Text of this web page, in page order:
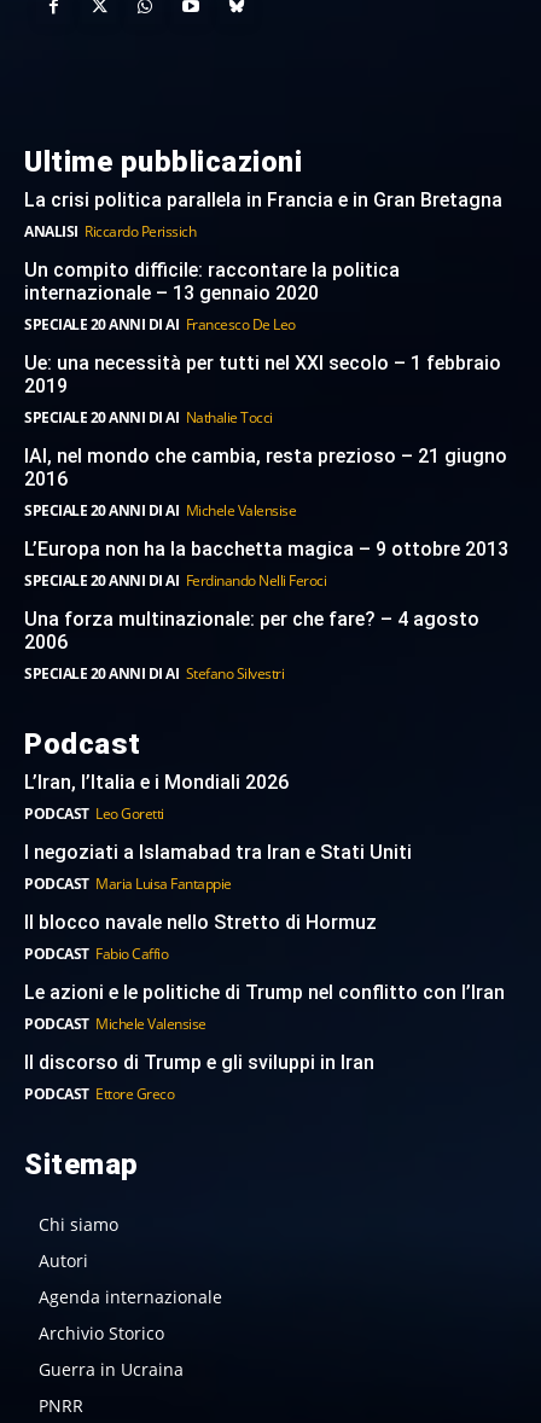
Ultime pubblicazioni
La crisi politica parallela in Francia e in Gran Bretagna
ANALISI Riccardo Perissich
Un compito difficile: raccontare la politica
internazionale – 13 gennaio 2020
SPECIALE 20 ANNI DI AI Francesco De Leo
Ue: una necessità per tutti nel XXI secolo – 1 febbraio
2019
SPECIALE 20 ANNI DI AI Nathalie Tocci
IAI, nel mondo che cambia, resta prezioso – 21 giugno
2016
SPECIALE 20 ANNI DI AI Michele Valensise
L’Europa non ha la bacchetta magica – 9 ottobre 2013
SPECIALE 20 ANNI DI AI Ferdinando Nelli Feroci
Una forza multinazionale: per che fare? – 4 agosto
2006
SPECIALE 20 ANNI DI AI Stefano Silvestri
Podcast
L’Iran, l’Italia e i Mondiali 2026
PODCAST Leo Goretti
I negoziati a Islamabad tra Iran e Stati Uniti
PODCAST Maria Luisa Fantappie
Il blocco navale nello Stretto di Hormuz
PODCAST Fabio Caffio
Le azioni e le politiche di Trump nel conflitto con l’Iran
PODCAST Michele Valensise
Il discorso di Trump e gli sviluppi in Iran
PODCAST Ettore Greco
Sitemap
Chi siamo
Autori
Agenda internazionale
Archivio Storico
Guerra in Ucraina
PNRR